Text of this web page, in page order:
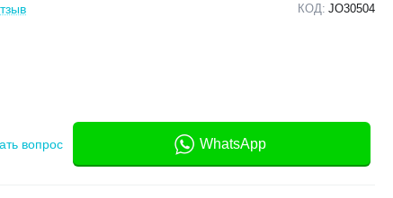
КОД: JO30504
вопрос WhatsApp